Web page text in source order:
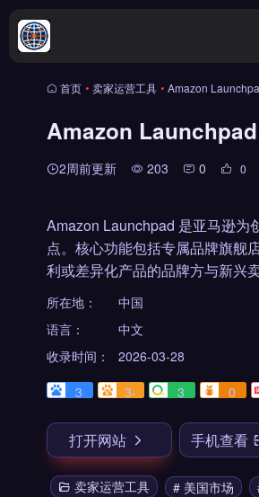
首页 • 卖家运营工具 • Amazon
Amazon Launchpad
2周前更新 203 0 0
Amazon Launchpad 是亚马逊为
点。核心功能包括专属品牌旗舰
利或差异化产品的品牌方与新兴
所在地：
中国
语言：
中文
收录时间：
2026-03-28
3
3- 3 0
打开网站 手机查看
卖家运营工具 # 美国市场